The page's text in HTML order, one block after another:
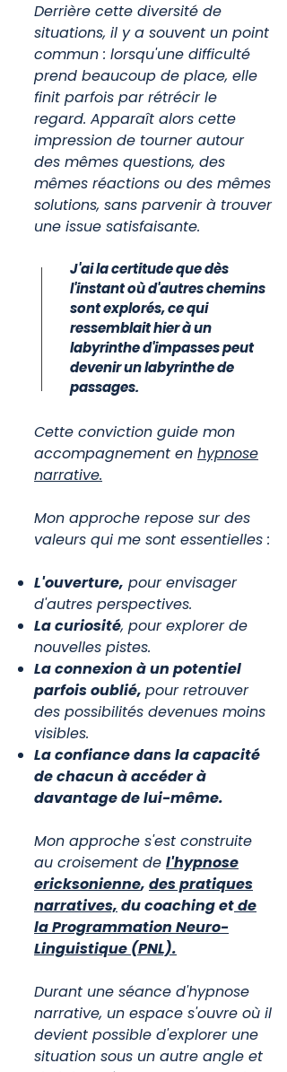
Derrière cette diversité de
situations, il y a souvent un point
commun : lorsqu'une difficulté
prend beaucoup de place, elle
finit parfois par rétrécir le
regard. Apparaît alors cette
impression de tourner autour
des mêmes questions, des
mêmes réactions ou des mêmes
solutions, sans parvenir à trouver
une issue satisfaisante.
J'ai la certitude que dès
l'instant où d'autres chemins
sont explorés, ce qui
ressemblait hier à un
labyrinthe d'impasses peut
devenir un labyrinthe de
passages.
Cette conviction guide mon
accompagnement en hypnose
narrative.
Mon approche repose sur des
valeurs qui me sont essentielles :
L'ouverture, pour envisager
d'autres perspectives.
La curiosité, pour explorer de
nouvelles pistes.
La connexion à un potentiel
parfois oublié, pour retrouver
des possibilités devenues moins
visibles.
La confiance dans la capacité
de chacun à accéder à
davantage de lui-même.
Mon approche s'est construite
au croisement de l'hypnose
ericksonienne, des pratiques
narratives, du coaching etde
la Programmation Neuro-
Linguistique (PNL).
Durant une séance d'hypnose
narrative, un espace s'ouvre où il
devient possible d'explorer une
situation sous un autre angle et